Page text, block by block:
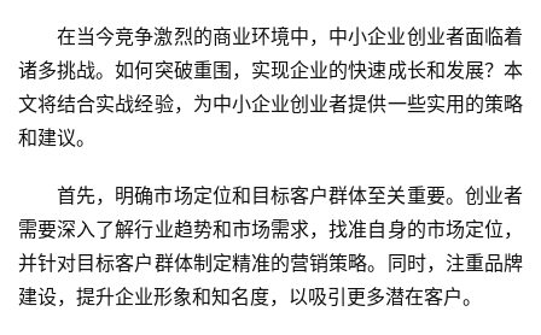
在当今竞争激烈的商业环境中，中小企业创业者面临着
诸多挑战。如何突破重围，实现企业的快速成长和发展？本
文将结合实战经验，为中小企业创业者提供一些实用的策略
和建议。
首先，明确市场定位和目标客户群体至关重要。创业者
需要深入了解行业趋势和市场需求，找准自身的市场定位，
并针对目标客户群体制定精准的营销策略。同时，注重品牌
建设，提升企业形象和知名度，以吸引更多潜在客户。